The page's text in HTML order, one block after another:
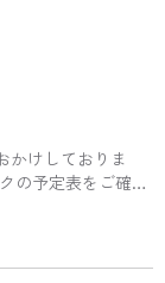
かけしておりま
の予定表をご確認